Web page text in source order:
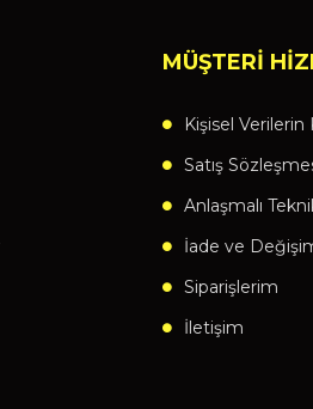
MÜŞTERİ
Kişisel Verilerin
Satış
Anlaşmalı
İade ve
Siparişlerim
İletişim